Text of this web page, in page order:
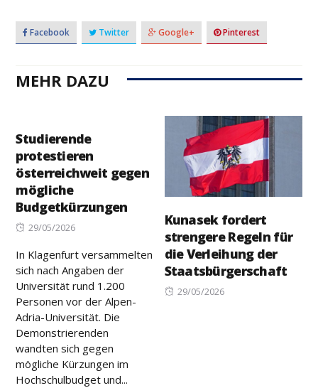
Facebook Twitter Google+ Pinterest
MEHR DAZU
Studierende
protestieren
österreichweit gegen
mögliche
Budgetkürzungen
Posted
29/05/2026
In Klagenfurt versammelten
sich nach Angaben der
Universität rund 1.200
Personen vor der Alpen-
Adria-Universität. Die
Demonstrierenden
wandten sich gegen
mögliche Kürzungen im
Hochschulbudget und...
Kunasek fordert
strengere Regeln für
die Verleihung der
Staatsbürgerschaft
Posted
29/05/2026